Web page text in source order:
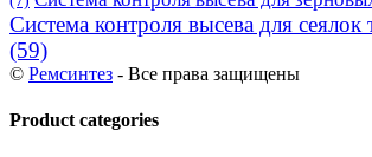
Система контроля высева для сеялок
(59)
© Ремсинтез - Все права защищены
Product categories